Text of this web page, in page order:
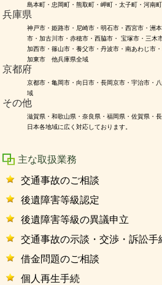
島本町・忠岡町・熊取町・岬町・太子町・河南
兵庫県
神戸市・姫路市・尼崎市・明石市・西宮市・洲
市・加古川市・赤穂市・西脇市・ 宝塚市・三木
加西市・篠山市・養父市・丹波市・南あわじ市
加東市 他兵庫県全域
京都府
京都市・亀岡市・向日市・長岡京市・宇治市・
域
その他
滋賀県・和歌山県・奈良県・福岡県・佐賀県・
日本各地域に広く対応しております。
主な取扱業務
交通事故のご相談
後遺障害等級認定
後遺障害等級の異議申立
交通事故の示談・交渉・訴訟手
借金問題のご相談
個人再生手続